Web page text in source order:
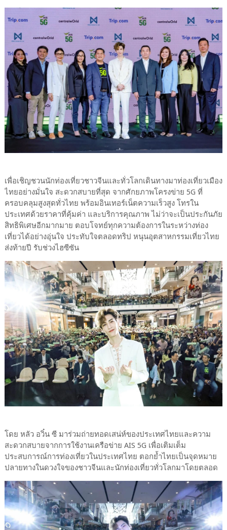
เพื่อเชิญชวนนักท่องเที่ยวชาวจีนและทั่วโลกเดินทางมาท่องเที่ยวเมือง
ไทยอย่างมั่นใจ สะดวกสบายที่สุด จากศักยภาพโครงข่าย 5G ที่
ครอบคลุมสูงสุดทั่วไทย พร้อมอินเทอร์เน็ตความเร็วสูง โทรใน
ประเทศด้วยราคาที่คุ้มค่า และบริการคุณภาพ ไม่ว่าจะเป็นประกันภัย
สิทธิพิเศษอีกมากมาย ตอบโจทย์ทุกความต้องการในระหว่างท่อง
เที่ยวได้อย่างอุ่นใจ ประทับใจตลอดทริป หนุนอุตสาหกรรมเที่ยวไทย
ส่งท้ายปี รับช่วงไฮซีซัน
โดย หลัว อวิ๋น ซี มาร่วมถ่ายทอดเสน่ห์ของประเทศไทยและความ
สะดวกสบายจากการใช้งานเครือข่าย AIS 5G เพื่อเติมเต็ม
ประสบการณ์การท่องเที่ยวในประเทศไทย ตอกย้ำไทยเป็นจุดหมาย
ปลายทางในดวงใจของชาวจีนและนักท่องเที่ยวทั่วโลกมาโดยตลอด